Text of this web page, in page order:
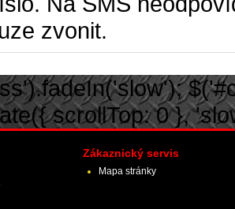
zvonit.
scrollTop: 0 },
Zákaznický servis
Mapa stránky